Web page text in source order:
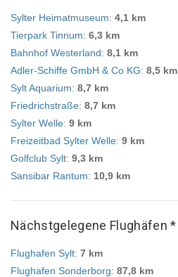
Sylter Heimatmuseum: 4,1 km
Tierpark Tinnum: 6,3 km
Bahnhof Westerland: 8,1 km
Adler-Schiffe GmbH & Co KG: 8,5 km
Sylt Aquarium: 8,7 km
Friedrichstraße: 8,7 km
Sylter Welle: 9 km
Freizeitbad Sylter Welle: 9 km
Golfclub Sylt: 9,3 km
Sansibar Rantum: 10,9 km
Nächstgelegene Flughäfen *
Flughafen Sylt: 7 km
Flughafen Sonderborg: 87,8 km